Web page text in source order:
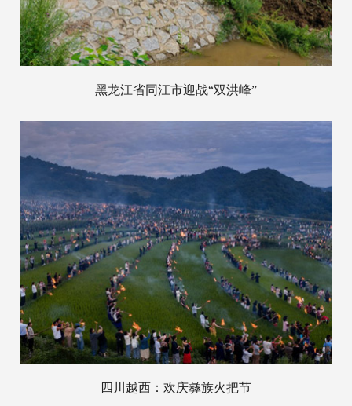
黑龙江省同江市迎战“双洪峰”
四川越西：欢庆彝族火把节